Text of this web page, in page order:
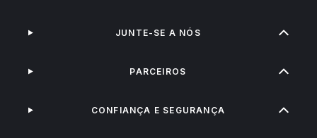
JUNTE-SE A NÓS
PARCEIROS
CONFIANÇA E SEGURANÇA